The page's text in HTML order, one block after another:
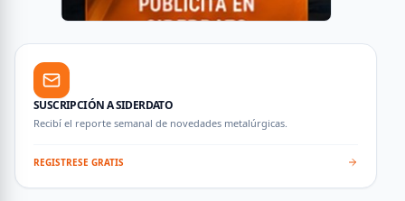
SUSCRIPCIÓN A SIDERDATO
Recibí el reporte semanal de novedades metalúrgicas.
REGISTRESE GRATIS